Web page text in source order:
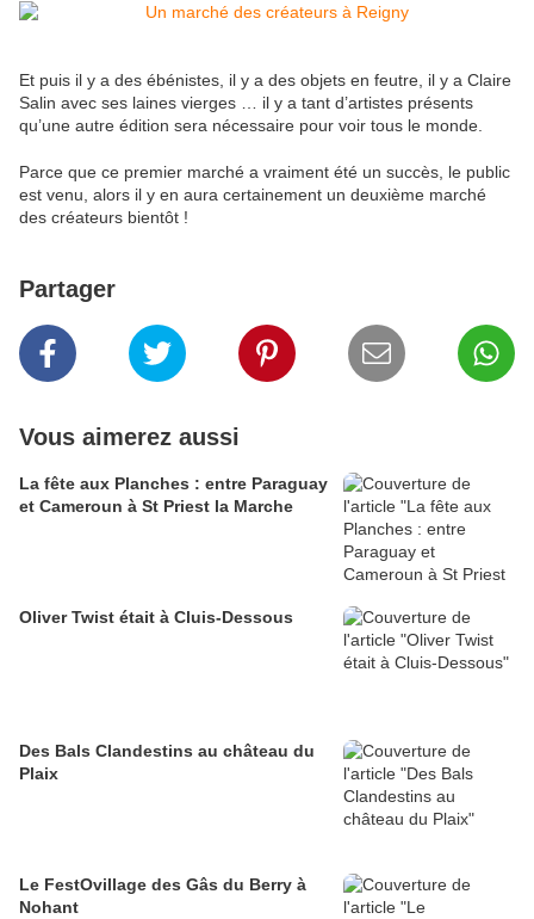
Et puis il y a des ébénistes, il y a des objets en feutre, il y a Claire
Salin avec ses laines vierges … il y a tant d’artistes présents
qu’une autre édition sera nécessaire pour voir tous le monde.
Parce que ce premier marché a vraiment été un succès, le public
est venu, alors il y en aura certainement un deuxième marché
des créateurs bientôt !
Partager
Vous aimerez aussi
La fête aux Planches : entre Paraguay
et Cameroun à St Priest la Marche
Oliver Twist était à Cluis-Dessous
Des Bals Clandestins au château du
Plaix
Le FestOvillage des Gâs du Berry à
Nohant